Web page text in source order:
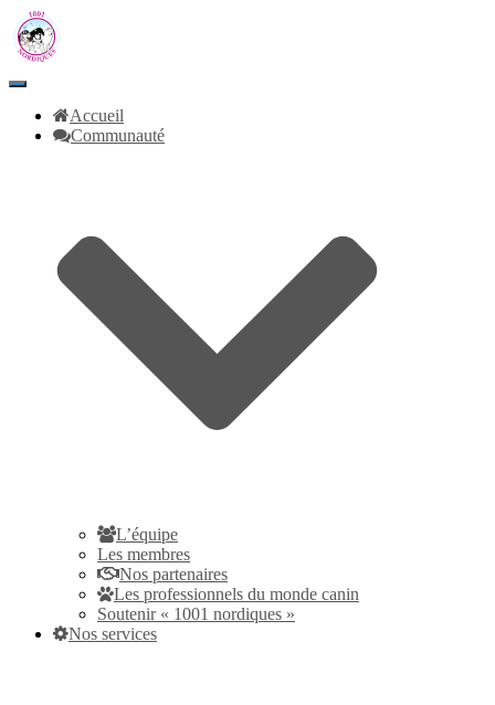
Toggle
NavigationAccueil
Communauté
L’équipe
Les membres
Nos partenaires
Les professionnels du monde canin
Soutenir « 1001 nordiques »
Nos services